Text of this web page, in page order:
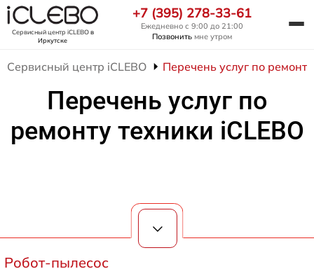
Сервисный центр iCLEBOв
Иркутске
+7 (395) 278-33-61
Ежедневно с 9:00 до 21:00
Позвонить мне утром
Сервисный центр iCLEBO Перечень услуг по
Перечень услуг по
ремонту техники iCLEBO
Робот-пылесос